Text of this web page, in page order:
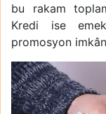
bu rakam
Kredi ise
promosyon